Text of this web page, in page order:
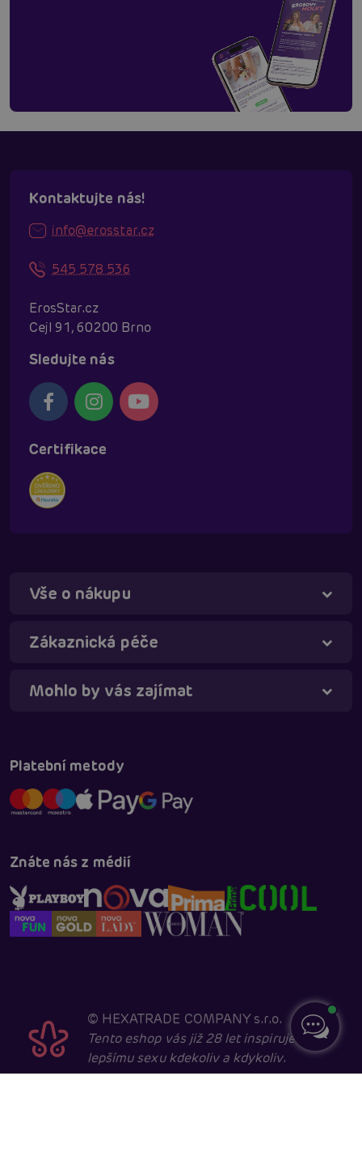
Kontaktujte nás!
info@erosstar.cz
545 578 536
ErosStar.cz
Cejl 91, 60200 Brno
Sledujte nás
Certifikace
Vše o nákupu
Zákaznická péče
Mohlo by vás zajímat
Platební metody
Znáte nás z médií
© HEXATRADE COMPANY s.r.o.
Tento eshop vás již 28 let inspiruje k
lepšímu sexu kdekoliv a kdykoliv.
Táňa - virtuální asistentka